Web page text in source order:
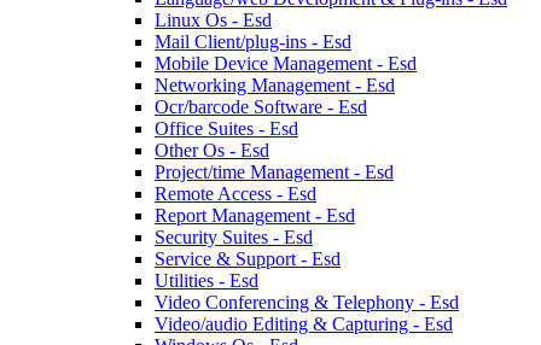
Linux Os - Esd
Mail Client/plug-ins - Esd
Mobile Device Management - Esd
Networking Management - Esd
Ocr/barcode Software - Esd
Office Suites - Esd
Other Os - Esd
Project/time Management - Esd
Remote Access - Esd
Report Management - Esd
Security Suites - Esd
Service & Support - Esd
Utilities - Esd
Video Conferencing & Telephony - Esd
Video/audio Editing & Capturing - Esd